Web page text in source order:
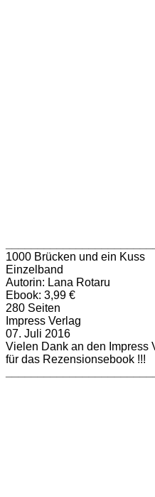
1000 Brücken und ein Kuss
Einzelband
Autorin: Lana Rotaru
Ebook: 3,99 €
280 Seiten
Impress Verlag
07. Juli 2016
Vielen Dank an den Impress
für das Rezensionsebook !!!